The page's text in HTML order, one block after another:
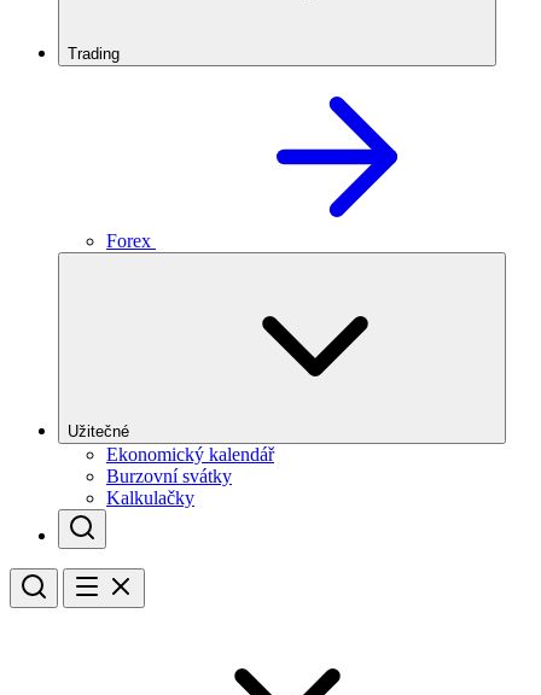
Trading
Forex
Užitečné
Ekonomický kalendář
Burzovní svátky
Kalkulačky